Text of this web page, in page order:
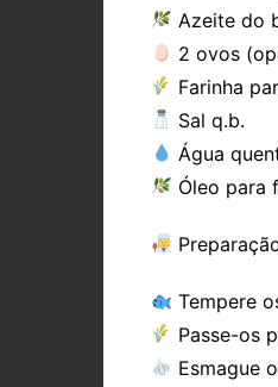
Azeite do
2 ovos
Farinha
Sal q.b.
Água
Óleo para
Tempere
Passe-os
Esmague